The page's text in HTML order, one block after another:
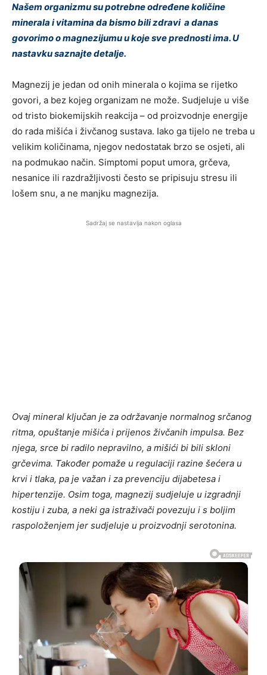
Našem organizmu su potrebne određene količine
minerala i vitamina da bismo bili zdravi a danas
govorimo o magnezijumu u koje sve prednosti ima. U
nastavku saznajte detalje.
Magnezij je jedan od onih minerala o kojima se rijetko
govori, a bez kojeg organizam ne može. Sudjeluje u više
od tristo biokemijskih reakcija – od proizvodnje energije
do rada mišića i živčanog sustava. Iako ga tijelo ne treba u
velikim količinama, njegov nedostatak brzo se osjeti, ali
na podmukao način. Simptomi poput umora, grčeva,
nesanice ili razdražljivosti često se pripisuju stresu ili
lošem snu, a ne manjku magnezija.
Sadržaj se nastavlja nakon oglasa
Ovaj mineral ključan je za održavanje normalnog srčanog
ritma, opuštanje mišića i prijenos živčanih impulsa. Bez
njega, srce bi radilo nepravilno, a mišići bi bili skloni
grčevima. Također pomaže u regulaciji razine šećera u
krvi i tlaka, pa je važan i za prevenciju dijabetesa i
hipertenzije. Osim toga, magnezij sudjeluje u izgradnji
kostiju i zuba, a neki ga istraživači povezuju i s boljim
raspoloženjem jer sudjeluje u proizvodnji serotonina.